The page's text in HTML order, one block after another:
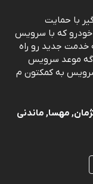
با حمایت
خودرو که با سرویس
خدمت جدید رو راه
موعد سرویس
سرویس به کمکتون م